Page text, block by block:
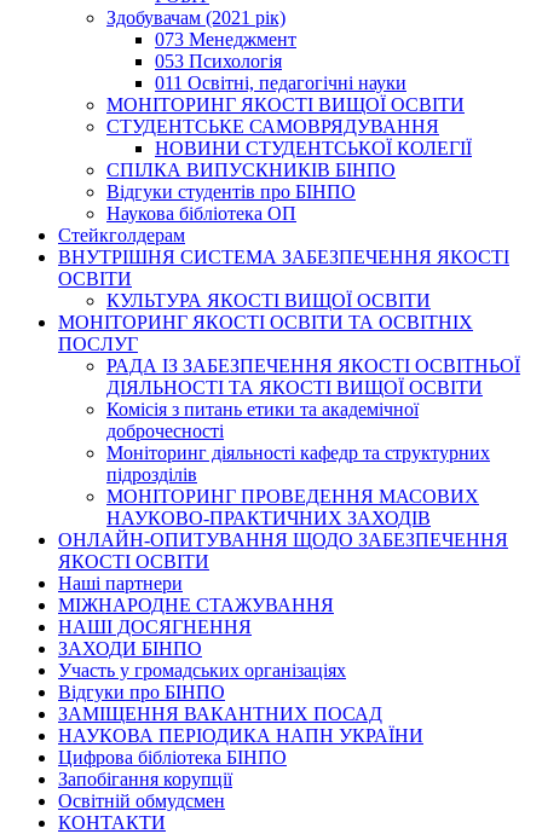
Здобувачам (2021 рік)
073 Менеджмент
053 Психологія
011 Освітні, педагогічні науки
МОНІТОРИНГ ЯКОСТІ ВИЩОЇ ОСВІТИ
СТУДЕНТСЬКЕ САМОВРЯДУВАННЯ
НОВИНИ СТУДЕНТСЬКОЇ КОЛЕГІЇ
СПІЛКА ВИПУСКНИКІВ БІНПО
Відгуки студентів про БІНПО
Наукова бібліотека ОП
Стейкголдерам
ВНУТРІШНЯ СИСТЕМА ЗАБЕЗПЕЧЕННЯ ЯКОСТІ
ОСВІТИ
КУЛЬТУРА ЯКОСТІ ВИЩОЇ ОСВІТИ
МОНІТОРИНГ ЯКОСТІ ОСВІТИ ТА ОСВІТНІХ
ПОСЛУГ
РАДА ІЗ ЗАБЕЗПЕЧЕННЯ ЯКОСТІ ОСВІТНЬОЇ
ДІЯЛЬНОСТІ ТА ЯКОСТІ ВИЩОЇ ОСВІТИ
Комісія з питань етики та академічної
доброчесності
Моніторинг діяльності кафедр та структурних
підрозділів
МОНІТОРИНГ ПРОВЕДЕННЯ МАСОВИХ
НАУКОВО-ПРАКТИЧНИХ ЗАХОДІВ
ОНЛАЙН-ОПИТУВАННЯ ЩОДО ЗАБЕЗПЕЧЕННЯ
ЯКОСТІ ОСВІТИ
Наші партнери
МІЖНАРОДНЕ СТАЖУВАННЯ
НАШІ ДОСЯГНЕННЯ
ЗАХОДИ БІНПО
Участь у громадських організаціях
Відгуки про БІНПО
ЗАМІЩЕННЯ ВАКАНТНИХ ПОСАД
НАУКОВА ПЕРІОДИКА НАПН УКРАЇНИ
Цифрова бібліотека БІНПО
Запобігання корупції
Освітній обмудсмен
КОНТАКТИ